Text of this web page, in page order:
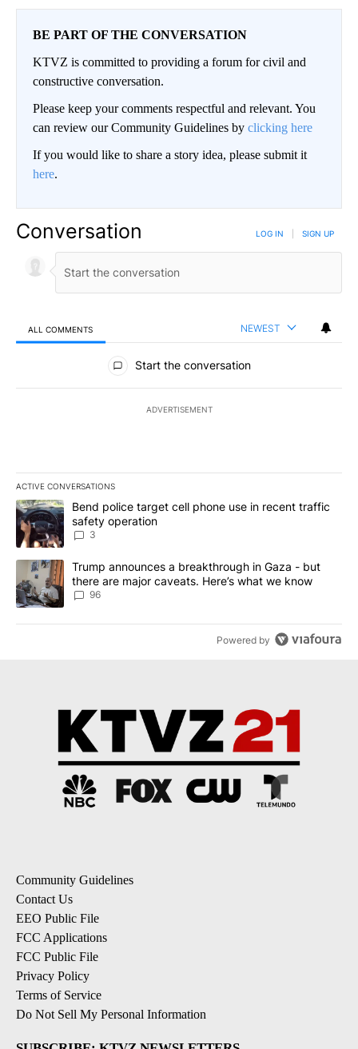
BE PART OF THE CONVERSATION
KTVZ is committed to providing a forum for civil and
constructive conversation.
Please keep your comments respectful and relevant. You
can review our Community Guidelines by clicking here
If you would like to share a story idea, please submit it
here.
Conversation LOG IN SIGN UP
ALL COMMENTS NEWEST
All Comments
Start the conversation
ADVERTISEMENT
ACTIVE CONVERSATIONS
The following is a list of the most commented articles in the last
A trending article titled "Bend police target cell phone use in
Bend police target cell phone use in recent traffic
safety operation
3
A trending article titled "Trump announces a breakthrough in
Trump announces a breakthrough in Gaza - but
there are major caveats. Here’s what we know
96
Powered by
Community Guidelines
Contact Us
EEO Public File
FCC Applications
FCC Public File
Privacy Policy
Terms of Service
Do Not Sell My Personal Information